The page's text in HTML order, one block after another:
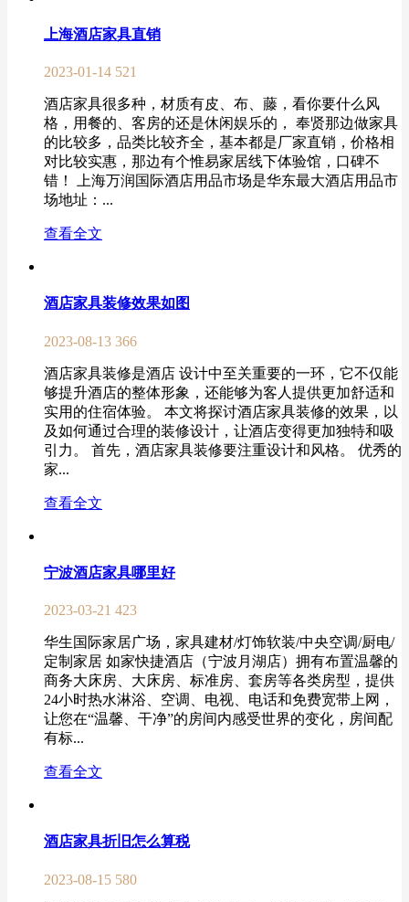
上海酒店家具直销
2023-01-14 521
酒店家具很多种，材质有皮、布、藤，看你要什么风
格，用餐的、客房的还是休闲娱乐的， 奉贤那边做家具
的比较多，品类比较齐全，基本都是厂家直销，价格相
对比较实惠，那边有个惟易家居线下体验馆，口碑不
错！ 上海万润国际酒店用品市场是华东最大酒店用品市
场地址：...
查看全文
酒店家具装修效果如图
2023-08-13 366
酒店家具装修是酒店 设计中至关重要的一环，它不仅能
够提升酒店的整体形象，还能够为客人提供更加舒适和
实用的住宿体验。 本文将探讨酒店家具装修的效果，以
及如何通过合理的装修设计，让酒店变得更加独特和吸
引力。 首先，酒店家具装修要注重设计和风格。 优秀的
家...
查看全文
宁波酒店家具哪里好
2023-03-21 423
华生国际家居广场，家具建材/灯饰软装/中央空调/厨电/
定制家居 如家快捷酒店（宁波月湖店）拥有布置温馨的
商务大床房、大床房、标准房、套房等各类房型，提供
24小时热水淋浴、空调、电视、电话和免费宽带上网，
让您在“温馨、干净”的房间内感受世界的变化，房间配
有标...
查看全文
酒店家具折旧怎么算税
2023-08-15 580